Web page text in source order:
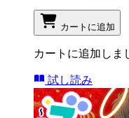
カートに追加
カートに追加しま
試し読み